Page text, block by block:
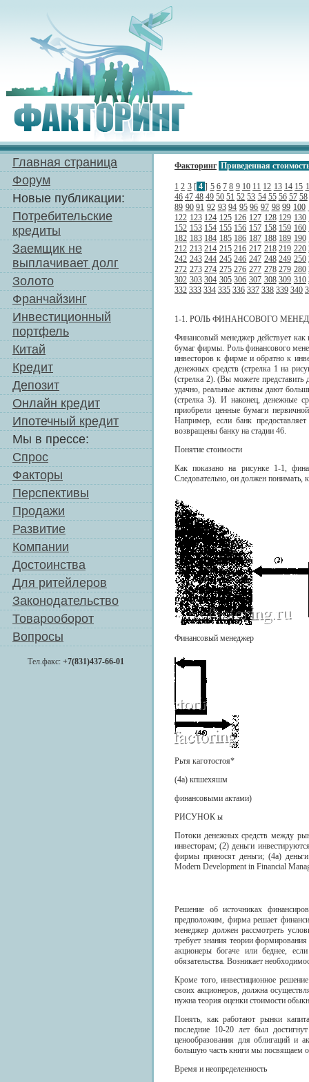
Главная страница
Форум
Новые публикации:
Потребительские
кредиты
Заемщик не
выплачивает долг
Золото
Франчайзинг
Инвестиционный
портфель
Китай
Кредит
Депозит
Онлайн кредит
Ипотечный кредит
Мы в прессе:
Спрос
Факторы
Перспективы
Продажи
Развитие
Компании
Достоинства
Для ритейлеров
Законодательство
Товарооборот
Вопросы
Тел.факс: +7(831)437-66-01
Факторинг Приведенная
1 2 3[ 4 ] 5 6 7 8 9 10 11 12 13 14 15
46 47 48 49 50 51 52 53 54 55 56 57 58
89 90 91 92 93 94 95 96 97 98 99 100
122 123 124 125 126 127 128 129 130
152 153 154 155 156 157 158 159 160
182 183 184 185 186 187 188 189 190
212 213 214 215 216 217 218 219 220
242 243 244 245 246 247 248 249 250
272 273 274 275 276 277 278 279 280
302 303 304 305 306 307 308 309 310
332 333 334 335 336 337 338 339 340
1-1. РОЛЬ ФИНАНСОВОГО
Финансовый менеджер действует
бумаг фирмы. Роль финансового
инвесторов к фирме и обратно к
денежных средств (стрелка 1 на
(стрелка 2). (Вы можете представить
удачно, реальные активы дают
(стрелка 3). И наконец, денежные
приобрели ценные бумаги
Например, если банк
возвращены банку на стадии 46.
Понятие стоимости
Как показано на рисунке 1-1,
Следовательно, он должен
Финансовый менеджер
Рьтя каготостоя*
(4а) кпшехяшм
финансовыми актами)
РИСУНОК ы
Потоки денежных средств между
инвесторам; (2) деньги
фирмы приносят деньги; (4а)
Modern Development in Financial
Решение об источниках
предположим, фирма решает
менеджер должен рассмотреть
требует знания теории
акционеры богаче или беднее,
обязательства. Возникает
Кроме того, инвестиционное
своих акционеров, должна
нужна теория оценки стоимости
Понять, как работают рынки
последние 10-20 лет был
ценообразования для облигаций и
большую часть книги мы посвящаем
Время и неопределенность